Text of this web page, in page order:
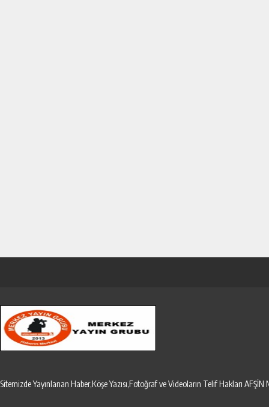
Sitemizde Yayınlanan Haber,Köşe Yazısı,Fotoğraf ve Videoların Telif Hakları